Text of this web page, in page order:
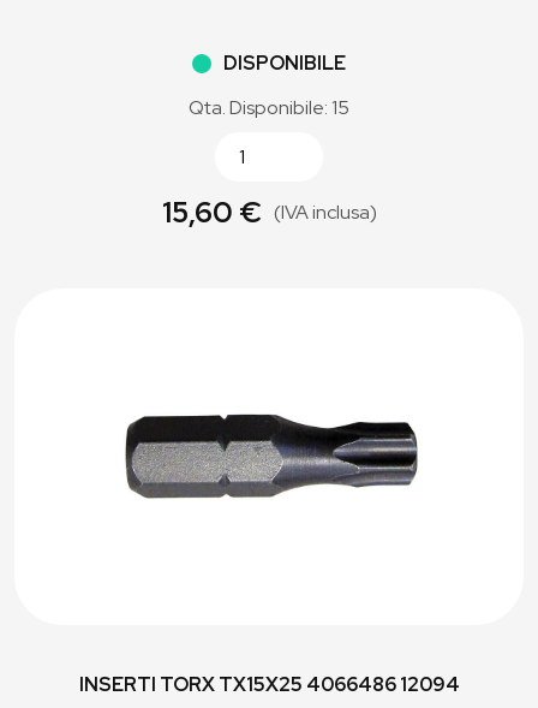
DISPONIBILE
Qta. Disponibile: 15
15,60 € (IVA inclusa)
INSERTI TORX TX15X25 4066486 12094